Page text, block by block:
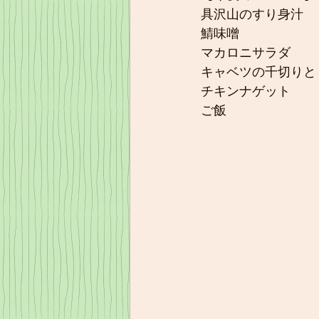
具沢山のすり身汁
鯖味噌
マカロニサラダ
キャベツの千切り
チキンナゲット
ご飯